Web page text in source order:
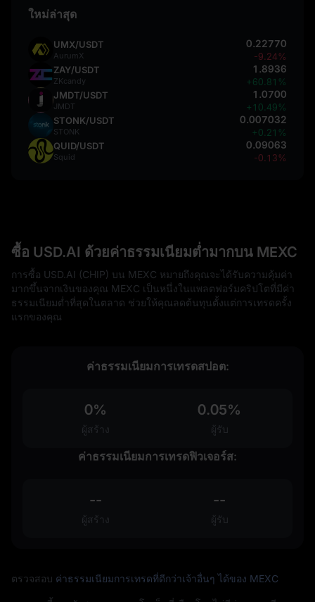
ใหม่ล่าสุด
UMX/USDT
AurumX
0.22770
-9.24%
ZAY/USDT
ZKcandy
1.8936
+60.81%
JMDT/USDT
JMDT
1.0700
+10.49%
STONK/USDT
STONK
0.007032
+0.21%
QUID/USDT
Squid
0.09063
-0.13%
ซื้อ USD.AI ด้วยค่าธรรมเนียมต่ำมากบน MEXC
การซื้อ USD.AI (CHIP) บน MEXC หมายถึงคุณจะได้รับความคุ้มค่า
มากขึ้นจากเงินของคุณ MEXC เป็นหนึ่งในแพลตฟอร์มคริปโตที่มีค่า
ธรรมเนียมต่ำที่สุดในตลาด ช่วยให้คุณลดต้นทุนตั้งแต่การเทรดครั้ง
แรกของคุณ
ค่าธรรมเนียมการเทรดสปอต:
0%
ผู้สร้าง
0.05%
ผู้รับ
ค่าธรรมเนียมการเทรดฟิวเจอร์ส:
--
ผู้สร้าง
--
ผู้รับ
ตรวจสอบ ค่าธรรมเนียมการเทรดที่ดีกว่าเจ้าอื่นๆ ได้ของ MEXC